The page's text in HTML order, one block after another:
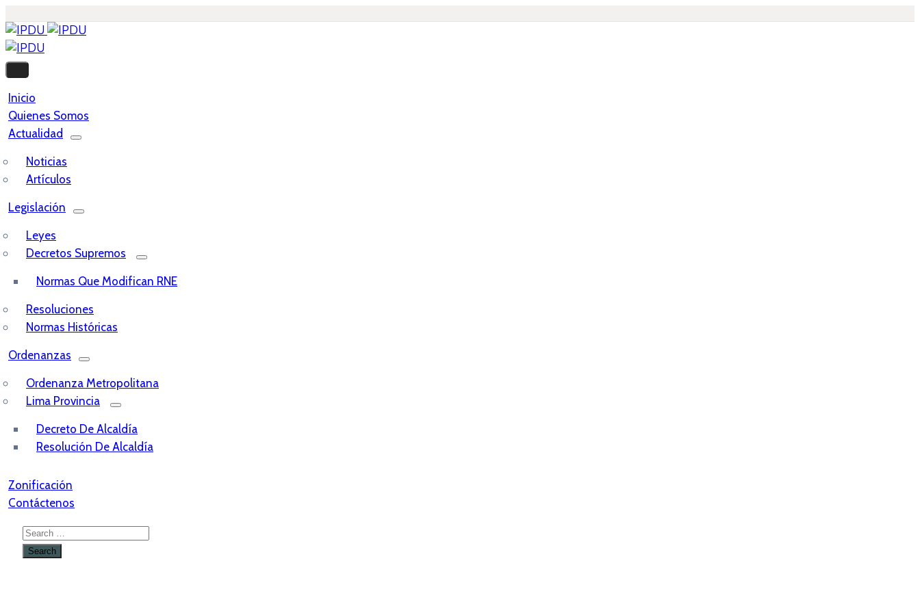
Inicio
Quienes Somos
Actualidad
Noticias
Artículos
Legislación
Leyes
Decretos Supremos
Normas Que Modifican RNE
Resoluciones
Normas Históricas
Ordenanzas
Ordenanza Metropolitana
Lima Provincia
Decreto De Alcaldía
Resolución De Alcaldía
Zonificación
Contáctenos